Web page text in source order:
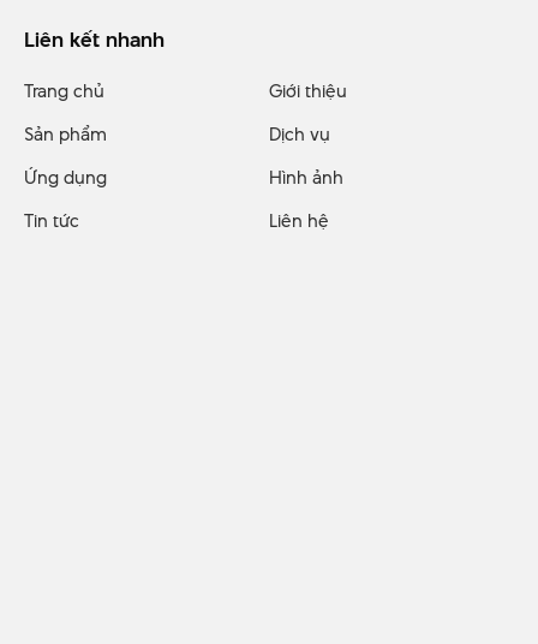
Liên kết nhanh
Trang chủ
Giới thiệu
Sản phẩm
Dịch vụ
Ứng dụng
Hình ảnh
Tin tức
Liên hệ